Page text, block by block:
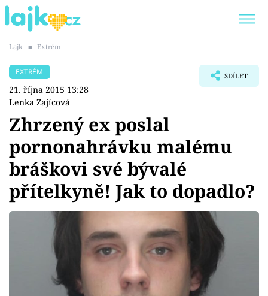
SHOPAHOLICADEL
Témata
Showbyznys
Youtubeři
Sex a vztahy
Lajk ■ Extrém
EXTRÉM
21. října 2015 13:28
Lenka Zajícová
SDÍLET
Zhrzený ex poslal
pornonahrávku malému
bráškovi své bývalé
přítelkyně! Jak to dopadlo?